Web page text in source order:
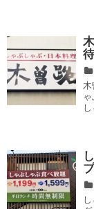
木